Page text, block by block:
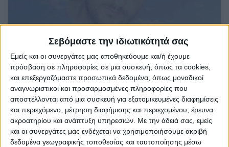
Σεβόμαστε την ιδιωτικότητά σας
Εμείς και οι συνεργάτες μας αποθηκεύουμε και/ή έχουμε
πρόσβαση σε πληροφορίες σε μια συσκευή, όπως τα cookies,
και επεξεργαζόμαστε προσωπικά δεδομένα, όπως μοναδικοί
αναγνωριστικοί και προσαρμοσμένες πληροφορίες που
αποστέλλονται από μια συσκευή για εξατομικευμένες διαφημίσεις
και περιεχόμενο, μέτρηση διαφήμισης και περιεχομένου, έρευνα
ακροατηρίου και ανάπτυξη υπηρεσιών. Με την άδειά σας, εμείς
και οι συνεργάτες μας ενδέχεται να χρησιμοποιήσουμε ακριβή
δεδομένα γεωγραφικής τοποθεσίας και ταυτοποίησης μέσω
«Πάρκο Αρχιφύλακα Βασίλη Μυστριώτη» μετονομάζεται με
απόφαση του τοπικού συμβουλίου Ψαχνών το Δημοτικό
πάρκο επί της οδού Αγίας Παρασκευής στα Ψαχνά Η απόφαση
θα τεθεί προς επικύρωση και ψήφιση στο Δημοτικό